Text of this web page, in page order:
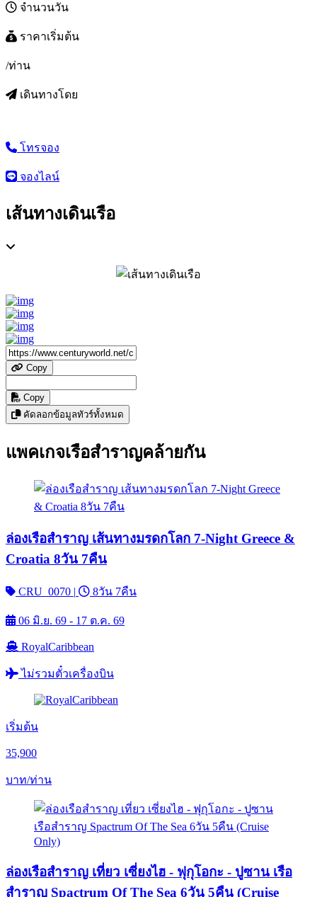
จำนวนวัน
ราคาเริ่มต้น
/ท่าน
เดินทางโดย
โทรจอง
จองไลน์
เส้นทางเดินเรือ
Copy
Copy
คัดลอกข้อมูลทัวร์ทั้งหมด
แพคเกจเรือสำราญคล้ายกัน
ล่องเรือสำราญ เส้นทางมรดกโลก 7-Night Greece &
Croatia 8วัน 7คืน
CRU_0070 | 8วัน 7คืน
06 มิ.ย. 69 - 17 ต.ค. 69
RoyalCaribbean
ไม่รวมตั๋วเครื่องบิน
เริ่มต้น
35,900
บาท/ท่าน
ล่องเรือสำราญ เที่ยว เซี่ยงไฮ - ฟุกุโอกะ - ปูซาน เรือ
สำราญ Spactrum Of The Sea 6วัน 5คืน (Cruise